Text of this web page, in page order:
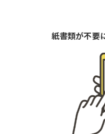
紙書類が不要